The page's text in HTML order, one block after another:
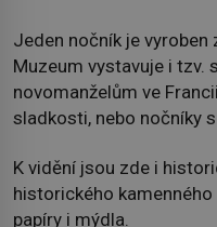
Jeden nočník je
Muzeum vystavuje i tzv.
novomanželům ve
sladkosti, nebo nočníky
K vidění jsou zde i
historického
papíry i mýdla.